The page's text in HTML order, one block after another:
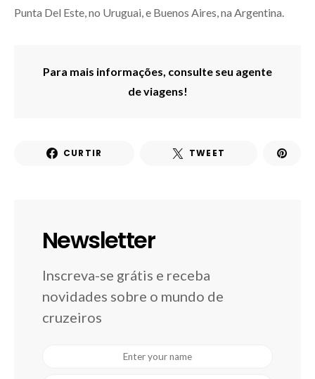
Punta Del Este, no Uruguai, e Buenos Aires, na Argentina.
Para mais informações, consulte seu agente
de viagens!
CURTIR TWEET
Newsletter
Inscreva-se grátis e receba
novidades sobre o mundo de
cruzeiros